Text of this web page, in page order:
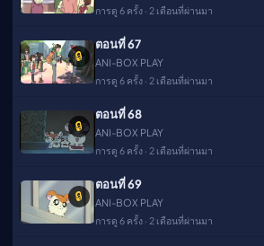
การดู 6 ครั้ง · 2 เดือนที่ผ่านมา
🔒
ตอนที่ 67
ANI-BOX PLAY
การดู 6 ครั้ง · 2 เดือนที่ผ่านมา
🔒
ตอนที่ 68
ANI-BOX PLAY
การดู 6 ครั้ง · 2 เดือนที่ผ่านมา
🔒
ตอนที่ 69
ANI-BOX PLAY
การดู 6 ครั้ง · 2 เดือนที่ผ่านมา